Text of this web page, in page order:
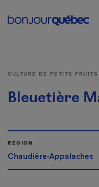
CULTURE DE PETITS FRUITS
Bleuetière
RÉGION
Chaudière-Appalaches